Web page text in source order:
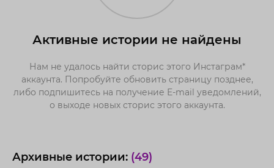
Активные истории не найдены
Нам не удалось найти сторис этого Инстаграм*
аккаунта. Попробуйте обновить страницу позднее,
либо подпишитесь на получение E-mail уведомлений,
о выходе новых сторис этого аккаунта.
Архивные истории: (49)